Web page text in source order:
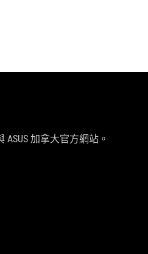
加拿大官方網站。